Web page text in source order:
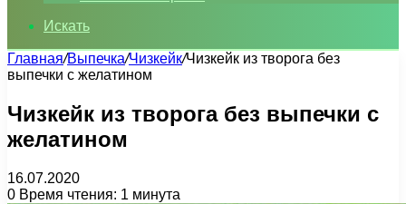
Искать
Главная/Выпечка/Чизкейк/Чизкейк из творога без
выпечки с желатином
Чизкейк из творога без выпечки с
желатином
16.07.2020
0 Время чтения: 1 минута